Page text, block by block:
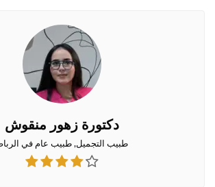
دكتورة زهور منقوش
طبيب التجميل, طبيب عام في